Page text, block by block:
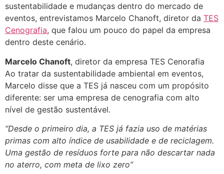
sustentabilidade e mudanças dentro do mercado de
eventos, entrevistamos Marcelo Chanoft, diretor da TES
Cenografia, que falou um pouco do papel da empresa
dentro deste cenário.
Marcelo Chanoft, diretor da empresa TES Cenorafia
Ao tratar da sustentabilidade ambiental em eventos,
Marcelo disse que a TES já nasceu com um propósito
diferente: ser uma empresa de cenografia com alto
nível de gestão sustentável.
“Desde o primeiro dia, a TES já fazia uso de matérias
primas com alto índice de usabilidade e de reciclagem.
Uma gestão de resíduos forte para não descartar nada
no aterro, com meta de lixo zero”